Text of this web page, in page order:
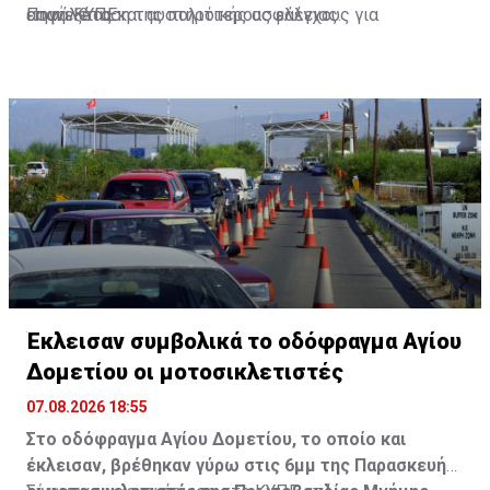
επανεξέταση της πολιτικής ασφάλειας.
ασφάλειας και αυστηρότερους ελέγχους για
Πηγή: ΚΥΠΕ
Έκλεισαν συμβολικά το οδόφραγμα Αγίου
Δομετίου οι μοτοσικλετιστές
07.08.2026 18:55
Στο οδόφραγμα Αγίου Δομετίου, το οποίο και
έκλεισαν, βρέθηκαν γύρω στις 6μμ της Παρασκευής